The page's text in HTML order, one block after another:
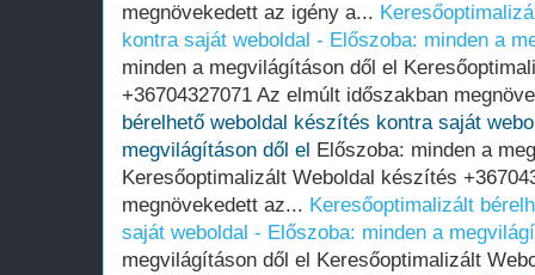
megnövekedett az igény a...
kontra saját weboldal - Előszoba: minden a
minden a megvilágításon dől el
+36704327071 Az elmúlt időszakban
bérelhető weboldal készítés kontra saját
megvilágításon dől el Előszoba: minden a
Keresőoptimalizált Weboldal készítés
megnövekedett az... Keresőoptimalizált
saját weboldal - Előszoba: minden a
megvilágításon dől el Keresőoptimalizált